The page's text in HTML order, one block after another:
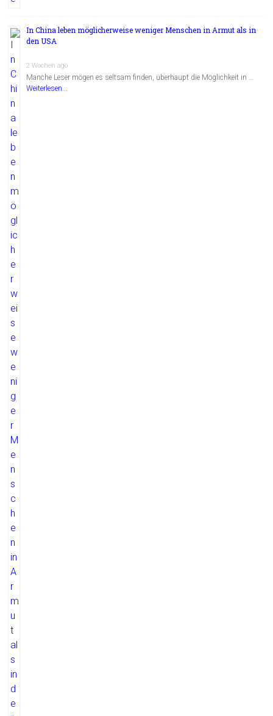
In China leben möglicherweise weniger Menschen in Armut als in
den USA
2 Wochen ago
Manche Leser mögen es seltsam finden, überhaupt die Möglichkeit in …
Weiterlesen...